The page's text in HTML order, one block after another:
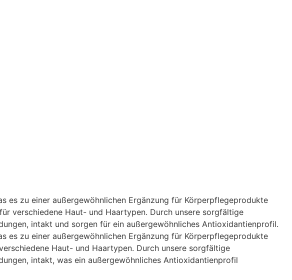
es zu einer außergewöhnlichen Ergänzung für Körperpflegeprodukte
verschiedene Haut- und Haartypen. Durch unsere sorgfältige
intakt und sorgen für ein außergewöhnliches Antioxidantienprofil.
es zu einer außergewöhnlichen Ergänzung für Körperpflegeprodukte
Haut- und Haartypen. Durch unsere sorgfältige
intakt, was ein außergewöhnliches Antioxidantienprofil